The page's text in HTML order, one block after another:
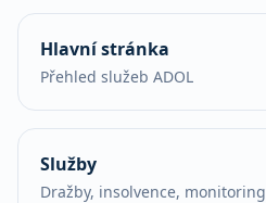
Hlavní stránka
Přehled služeb ADOL
Služby
Dražby, insolvence, monitoring